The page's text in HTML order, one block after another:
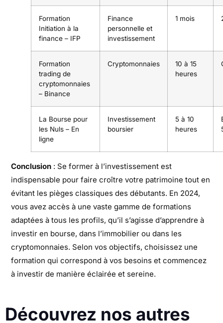
Formation
Initiation à la
finance – IFP
Finance
personnelle et
investissement
1 mois
Formation
trading de
cryptomonnaies
– Binance
Cryptomonnaies
10 à 15
heures
La Bourse pour
les Nuls – En
ligne
Investissement
boursier
5 à 10
heures
Conclusion : Se former à l’investissement est
indispensable pour faire croître votre patrimoine tout en
évitant les pièges classiques des débutants. En 2024,
vous avez accès à une vaste gamme de formations
adaptées à tous les profils, qu’il s’agisse d’apprendre à
investir en bourse, dans l’immobilier ou dans les
cryptomonnaies. Selon vos objectifs, choisissez une
formation qui correspond à vos besoins et commencez
à investir de manière éclairée et sereine.
Découvrez nos autres